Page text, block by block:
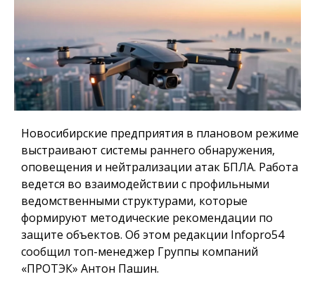
Новосибирские предприятия в плановом режиме
выстраивают системы раннего обнаружения,
оповещения и нейтрализации атак БПЛА. Работа
ведется во взаимодействии с профильными
ведомственными структурами, которые
формируют методические рекомендации по
защите объектов. Об этом редакции Infopro54
сообщил топ-менеджер Группы компаний
«ПРОТЭК» Антон Пашин.